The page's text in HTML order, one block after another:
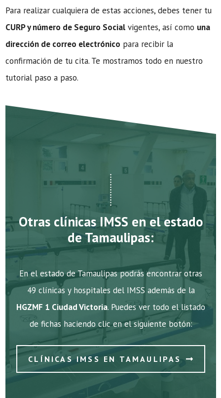
Para realizar cualquiera de estas acciones, debes tener tu
CURP y número de Seguro Social vigentes, así como una
dirección de correo electrónico para recibir la
confirmación de tu cita. Te mostramos todo en nuestro
tutorial paso a paso.
Otras clínicas IMSS en el estado
de Tamaulipas:
En el estado de Tamaulipas podrás encontrar otras
49 clínicas y hospitales del IMSS además de la
HGZMF 1 Ciudad Victoria. Puedes ver todo el listado
de fichas haciendo clic en el siguiente botón:
CLÍNICAS IMSS EN TAMAULIPAS